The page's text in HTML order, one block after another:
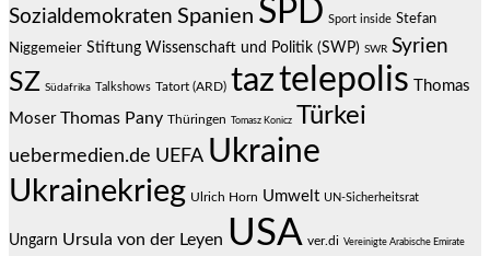
Sozialdemokraten Spanien SPD Sport inside Stefan
Niggemeier Stiftung Wissenschaft und Politik (SWP) SWR Syrien
SZ Südafrika Talkshows Tatort (ARD) taztelepolis
Thomas
Moser Thomas Pany Thüringen Tomasz Konicz Türkei
uebermedien.de UEFA Ukraine
Ukrainekrieg Ulrich Horn Umwelt UN-Sicherheitsrat
Ungarn Ursula von der Leyen USA ver.di Vereinigte Arabische Emirate